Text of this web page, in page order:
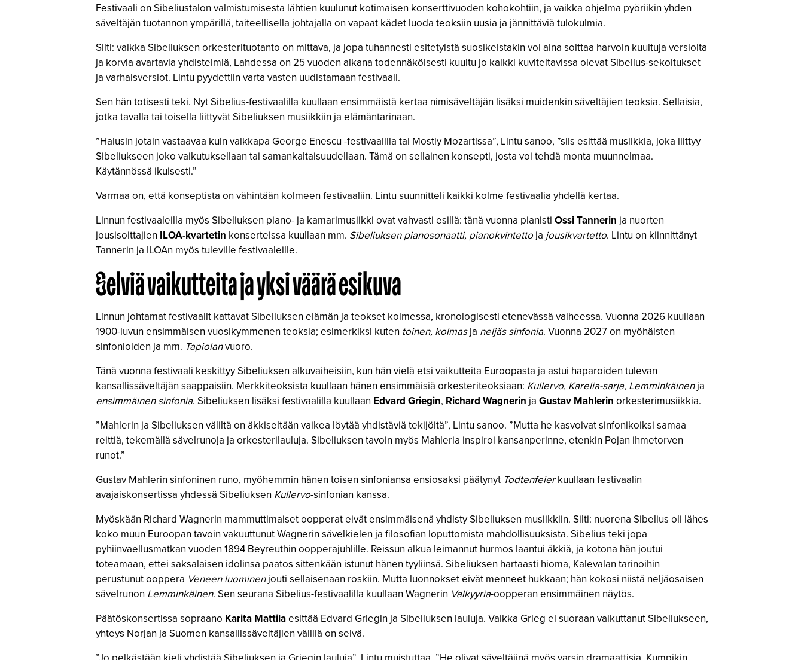
Festivaali on Sibeliustalon valmistumisesta lähtien kuulunut kotimaisen konserttivuoden kohokohtiin, ja vaikka ohjelma pyöriikin yhden
säveltäjän tuotannon ympärillä, taiteellisella johtajalla on vapaat kädet luoda teoksiin uusia ja jännittäviä tulokulmia.
Silti: vaikka Sibeliuksen orkesterituotanto on mittava, ja jopa tuhannesti esitetyistä suosikeistakin voi aina soittaa harvoin kuultuja versioita
ja korvia avartavia yhdistelmiä, Lahdessa on 25 vuoden aikana todennäköisesti kuultu jo kaikki kuviteltavissa olevat Sibelius-sekoitukset
ja varhaisversiot. Lintu pyydettiin varta vasten uudistamaan festivaali.
Sen hän totisesti teki. Nyt Sibelius-festivaalilla kuullaan ensimmäistä kertaa nimisäveltäjän lisäksi muidenkin säveltäjien teoksia. Sellaisia,
jotka tavalla tai toisella liittyvät Sibeliuksen musiikkiin ja elämäntarinaan.
”Halusin jotain vastaavaa kuin vaikkapa George Enescu -festivaalilla tai Mostly Mozartissa”, Lintu sanoo, ”siis esittää musiikkia, joka liittyy
Sibeliukseen joko vaikutuksellaan tai samankaltaisuudellaan. Tämä on sellainen konsepti, josta voi tehdä monta muunnelmaa.
Käytännössä ikuisesti.”
Varmaa on, että konseptista on vähintään kolmeen festivaaliin. Lintu suunnitteli kaikki kolme festivaalia yhdellä kertaa.
Linnun festivaaleilla myös Sibeliuksen piano- ja kamarimusiikki ovat vahvasti esillä: tänä vuonna pianisti Ossi Tannerin ja nuorten
jousisoittajien ILOA-kvartetin konserteissa kuullaan mm. Sibeliuksen pianosonaatti, pianokvintettoja jousikvartetto. Lintu on kiinnittänyt
Tannerin ja ILOAn myös tuleville festivaaleille.
Selviä vaikutteita ja yksi väärä esikuva
Linnun johtamat festivaalit kattavat Sibeliuksen elämän ja teokset kolmessa, kronologisesti etenevässä vaiheessa. Vuonna 2026 kuullaan
1900-luvun ensimmäisen vuosikymmenen teoksia; esimerkiksi kuten toinen, kolmasja neljäs sinfonia. Vuonna 2027 on myöhäisten
sinfonioiden ja mm. Tapiolanvuoro.
Tänä vuonna festivaali keskittyy Sibeliuksen alkuvaiheisiin, kun hän vielä etsi vaikutteita Euroopasta ja astui haparoiden tulevan
kansallissäveltäjän saappaisiin. Merkkiteoksista kuullaan hänen ensimmäisiä orkesteriteoksiaan: Kullervo, Karelia-sarja, Lemminkäinenja
ensimmäinen sinfonia. Sibeliuksen lisäksi festivaalilla kuullaan Edvard Griegin, Richard Wagnerin ja Gustav Mahlerin orkesterimusiikkia.
”Mahlerin ja Sibeliuksen väliltä on äkkiseltään vaikea löytää yhdistäviä tekijöitä”, Lintu sanoo. ”Mutta he kasvoivat sinfonikoiksi samaa
reittiä, tekemällä sävelrunoja ja orkesterilauluja. Sibeliuksen tavoin myös Mahleria inspiroi kansanperinne, etenkin Pojan ihmetorven
runot.”
Gustav Mahlerin sinfoninen runo, myöhemmin hänen toisen sinfoniansa ensiosaksi päätynyt Todtenfeierkuullaan festivaalin
avajaiskonsertissa yhdessä Sibeliuksen Kullervo-sinfonian kanssa.
Myöskään Richard Wagnerin mammuttimaiset oopperat eivät ensimmäisenä yhdisty Sibeliuksen musiikkiin. Silti: nuorena Sibelius oli lähes
koko muun Euroopan tavoin vakuuttunut Wagnerin sävelkielen ja filosofian loputtomista mahdollisuuksista. Sibelius teki jopa
pyhiinvaellusmatkan vuoden 1894 Beyreuthin oopperajuhlille. Reissun alkua leimannut hurmos laantui äkkiä, ja kotona hän joutui
toteamaan, ettei saksalaisen idolinsa paatos sittenkään istunut hänen tyyliinsä. Sibeliuksen hartaasti hioma, Kalevalan tarinoihin
perustunut ooppera Veneen luominenjouti sellaisenaan roskiin. Mutta luonnokset eivät menneet hukkaan; hän kokosi niistä neljäosaisen
sävelrunon Lemminkäinen. Sen seurana Sibelius-festivaalilla kuullaan Wagnerin Valkyyria-oopperan ensimmäinen näytös.
Päätöskonsertissa sopraano Karita Mattilaesittää Edvard Griegin ja Sibeliuksen lauluja. Vaikka Grieg ei suoraan vaikuttanut Sibeliukseen,
yhteys Norjan ja Suomen kansallissäveltäjien välillä on selvä.